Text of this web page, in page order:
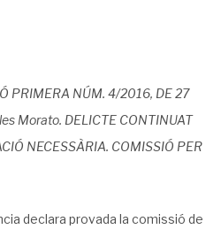
PRIMERA NÚM. 4/2016, DE 27
Morato. DELICTE CONTINUAT
NECESSÀRIA. COMISSIÓ PER
declara provada la comissió de